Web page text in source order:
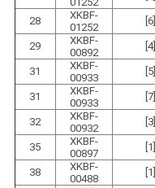
28
XKBF-
01252
[6]
29
XKBF-
00892
[4]
31
XKBF-
00933
[5]
31
XKBF-
00933
[7]
32
XKBF-
00932
[3]
35
XKBF-
00897
[1]
38
XKBF-
00488
[1]